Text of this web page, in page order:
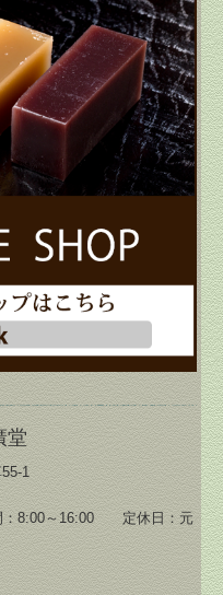
堂
1
：8:00～16:00 定休日：元